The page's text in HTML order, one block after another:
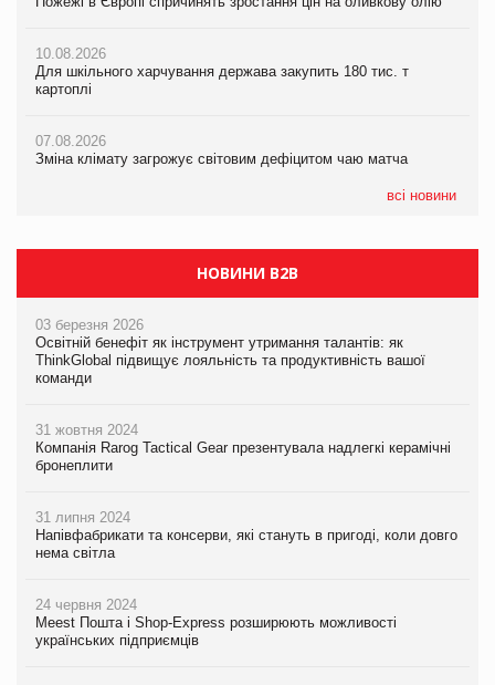
10.08.2026
Для шкільного харчування держава закупить 180 тис. т
картоплі
07.08.2026
Зміна клімату загрожує світовим дефіцитом чаю матча
всі новини
10.08.2026
Для шкільного харчування держава закупить 180 тис. т
картоплі
07.08.2026
Зміна клімату загрожує світовим дефіцитом чаю матча
Криза у Китаї може спричинити великі потрясіння для світової
економіки
Kraft Heinz скоротила збиток у першому півріччі
НОВИНИ B2B
03 березня 2026
Освітній бенефіт як інструмент утримання талантів: як
ThinkGlobal підвищує лояльність та продуктивність вашої
команди
31 жовтня 2024
Компанія Rarog Tactical Gear презентувала надлегкі керамічні
бронеплити
31 липня 2024
Напівфабрикати та консерви, які стануть в пригоді, коли довго
нема світла
24 червня 2024
Meest Пошта і Shop-Express розширюють можливості
українських підприємців